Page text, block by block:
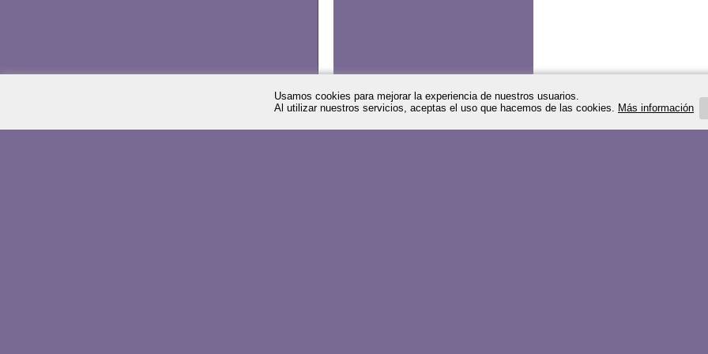
Usamos cookies para mejorar la experiencia de nuestros usuarios.
Al utilizar nuestros servicios, aceptas el uso que hacemos de las cookies. Más información